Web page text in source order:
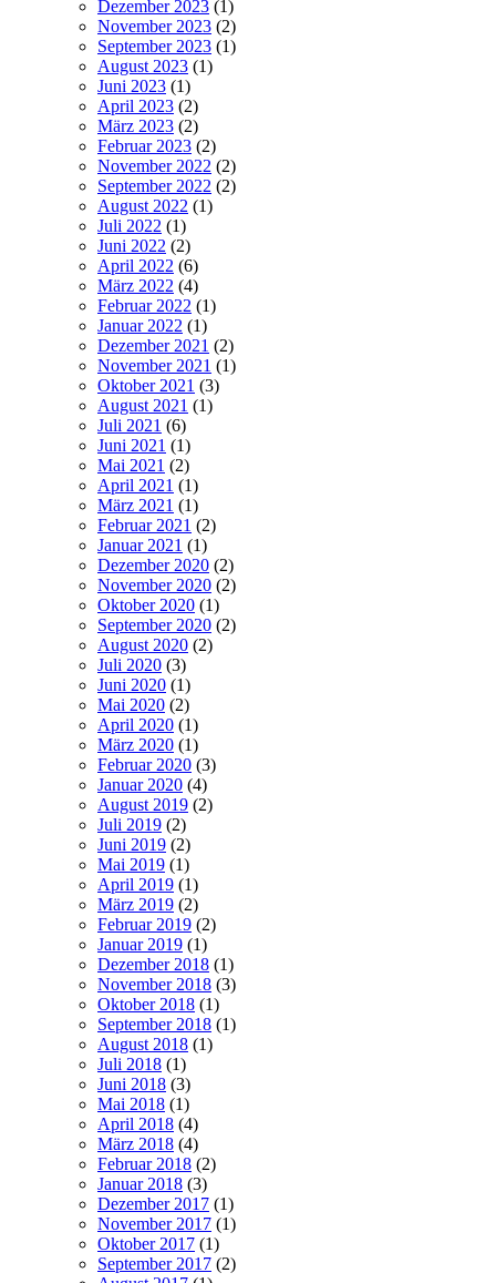
Dezember 2023 (1)
November 2023 (2)
September 2023 (1)
August 2023 (1)
Juni 2023 (1)
April 2023 (2)
März 2023 (2)
Februar 2023 (2)
November 2022 (2)
September 2022 (2)
August 2022 (1)
Juli 2022 (1)
Juni 2022 (2)
April 2022 (6)
März 2022 (4)
Februar 2022 (1)
Januar 2022 (1)
Dezember 2021 (2)
November 2021 (1)
Oktober 2021 (3)
August 2021 (1)
Juli 2021 (6)
Juni 2021 (1)
Mai 2021 (2)
April 2021 (1)
März 2021 (1)
Februar 2021 (2)
Januar 2021 (1)
Dezember 2020 (2)
November 2020 (2)
Oktober 2020 (1)
September 2020 (2)
August 2020 (2)
Juli 2020 (3)
Juni 2020 (1)
Mai 2020 (2)
April 2020 (1)
März 2020 (1)
Februar 2020 (3)
Januar 2020 (4)
August 2019 (2)
Juli 2019 (2)
Juni 2019 (2)
Mai 2019 (1)
April 2019 (1)
März 2019 (2)
Februar 2019 (2)
Januar 2019 (1)
Dezember 2018 (1)
November 2018 (3)
Oktober 2018 (1)
September 2018 (1)
August 2018 (1)
Juli 2018 (1)
Juni 2018 (3)
Mai 2018 (1)
April 2018 (4)
März 2018 (4)
Februar 2018 (2)
Januar 2018 (3)
Dezember 2017 (1)
November 2017 (1)
Oktober 2017 (1)
September 2017 (2)